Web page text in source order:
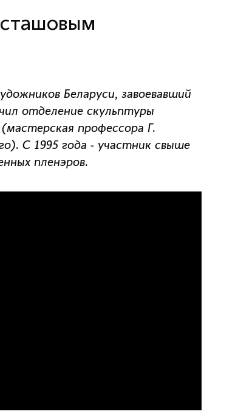
Беларуси, завоевавший
отделение скульптуры
профессора Г.
С 1995 года - участник свыше
пленэров.